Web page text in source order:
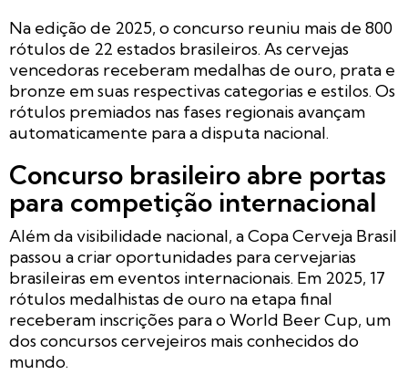
Na edição de 2025, o concurso reuniu mais de 800
rótulos de 22 estados brasileiros. As cervejas
vencedoras receberam medalhas de ouro, prata e
bronze em suas respectivas categorias e estilos. Os
rótulos premiados nas fases regionais avançam
automaticamente para a disputa nacional.
Concurso brasileiro abre portas
para competição internacional
Além da visibilidade nacional, a Copa Cerveja Brasil
passou a criar oportunidades para cervejarias
brasileiras em eventos internacionais. Em 2025, 17
rótulos medalhistas de ouro na etapa final
receberam inscrições para o World Beer Cup, um
dos concursos cervejeiros mais conhecidos do
mundo.